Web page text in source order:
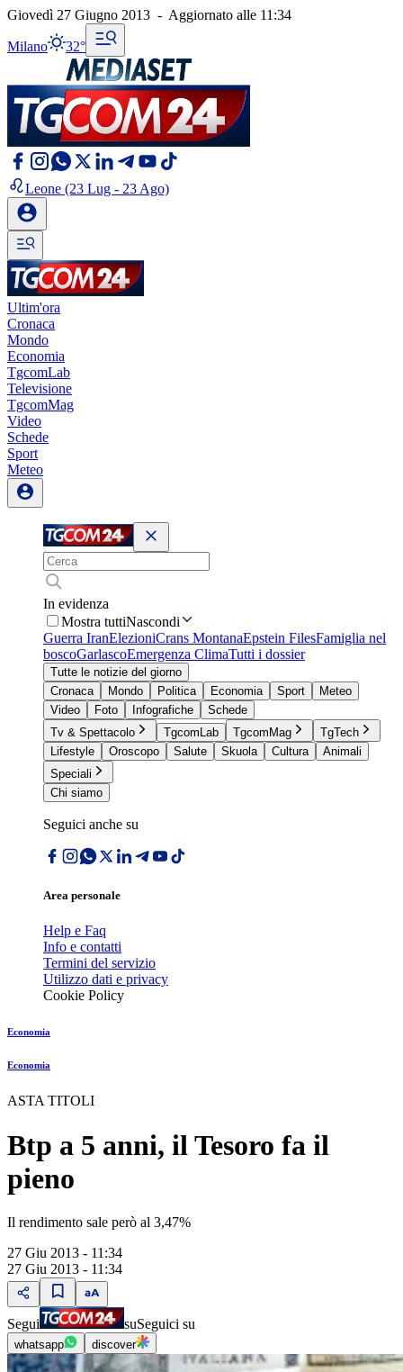
Giovedì 27 Giugno 2013 - Aggiornato alle 11:34
Milano 32°
Leone (23 Lug - 23 Ago)
Ultim'ora
Cronaca
Mondo
Economia
TgcomLab
Televisione
TgcomMag
Video
Schede
Sport
Meteo
In evidenza
Mostra tuttiNascondi
Guerra IranElezioniCrans MontanaEpstein FilesFamiglia nel
boscoGarlascoEmergenza ClimaTutti i dossier
Tutte le notizie del giorno
Cronaca
Mondo Politica Economia Sport
Meteo
Video
Foto Infografiche
Schede
Tv & Spettacolo
TgcomLab TgcomMag
TgTech
Lifestyle
Oroscopo Salute Skuola Cultura
Animali
Speciali
Chi siamo
Seguici anche su
Area personale
Help e Faq
Info e contatti
Termini del servizio
Utilizzo dati e privacy
Cookie Policy
Economia
Economia
ASTA TITOLI
Btp a 5 anni, il Tesoro fa il
pieno
Il rendimento sale però al 3,47%
27 Giu 2013 - 11:34
27 Giu 2013 - 11:34
Segui suSeguici su
whatsapp discover